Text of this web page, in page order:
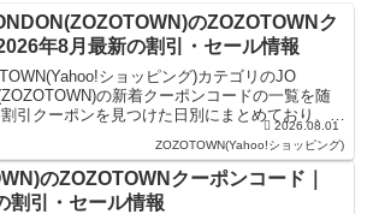
のZOZOTOWNク
年8月最新の割引・セール情報
ショッピング)カテゴリのJO
の新着クーポンコードの一覧を随
引クーポンを見つけた日別にまとめており、記
2026.08.01
ZOZOTOWN(Yahoo!ショッピング)
のZOZOTOWNクーポンコード｜
割引・セール情報